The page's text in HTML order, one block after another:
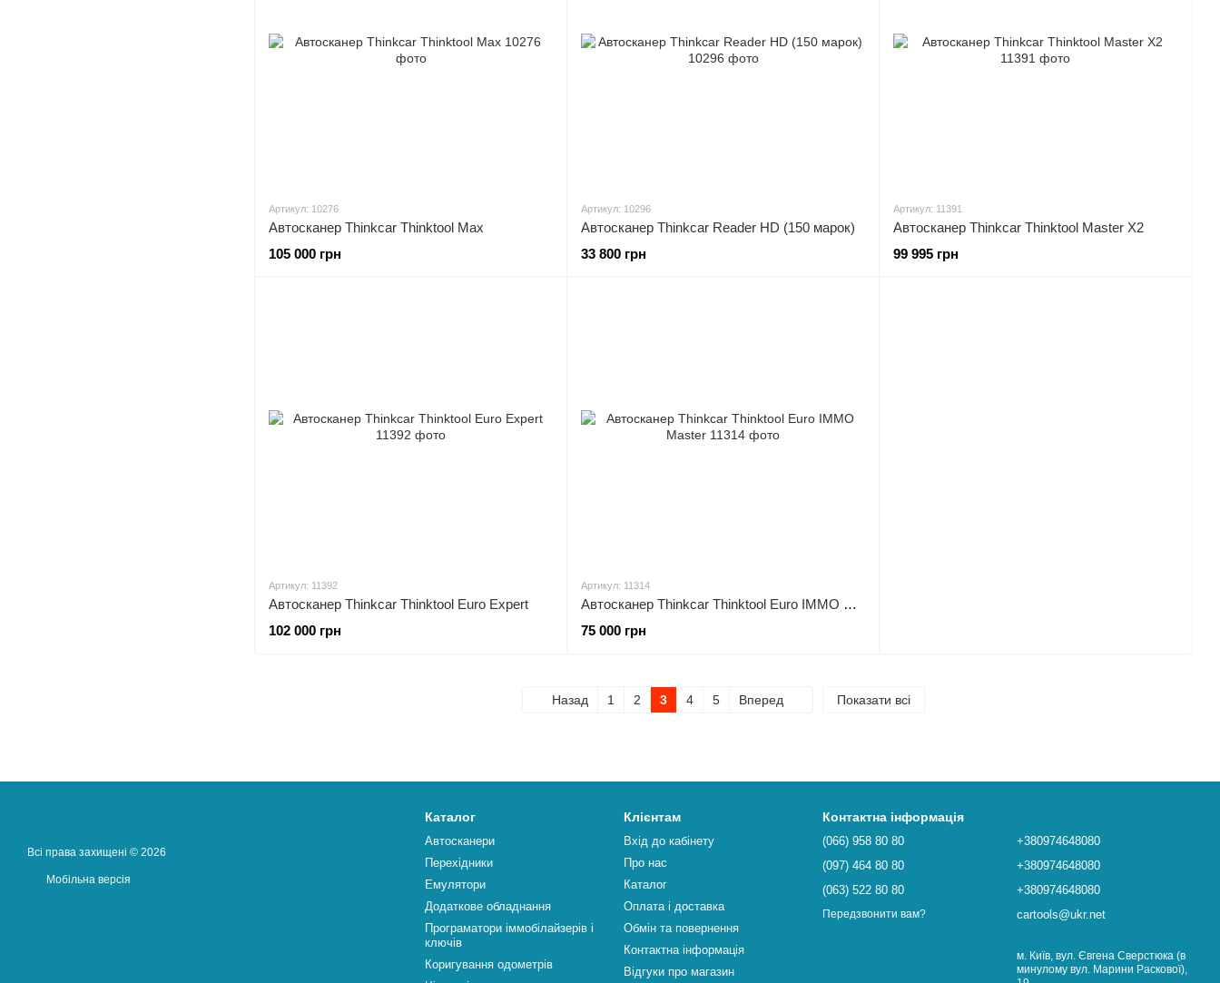
Артикул: 10276
Автосканер Thinkcar Thinktool Max
105 000 грн
Артикул: 10296
Автосканер Thinkcar Reader HD (150 марок)
33 800 грн
Артикул: 11391
Автосканер Thinkcar Thinktool Master X2
99 995 грн
Артикул: 11392
Автосканер Thinkcar Thinktool Euro Expert
102 000 грн
Артикул: 11314
Автосканер Thinkcar Thinktool Euro IMMO Master
75 000 грн
Назад 1 2 3 4 5 Вперед Показати всі
Всі права захищені © 2026
Мобільна версія
Каталог
Автосканери
Перехідники
Емулятори
Додаткове обладнання
Програматори іммобілайзерів і
ключів
Коригування одометрів
Клієнтам
Вхід до кабінету
Про нас
Каталог
Оплата і доставка
Обмін та повернення
Контактна інформація
Відгуки про магазин
Контактна інформація
(066) 958 80 80
(097) 464 80 80
(063) 522 80 80
Передзвонити вам?
+380974648080
+380974648080
+380974648080
cartools@ukr.net
м. Київ, вул. Євгена Сверстюка (в
минулому вул. Марини Раскової),